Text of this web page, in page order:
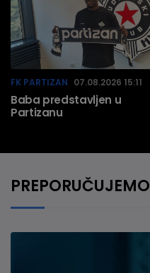
FK PARTIZAN 07.08.2026 15:11
Baba predstavljen u
Partizanu
PREPORUČUJEMO